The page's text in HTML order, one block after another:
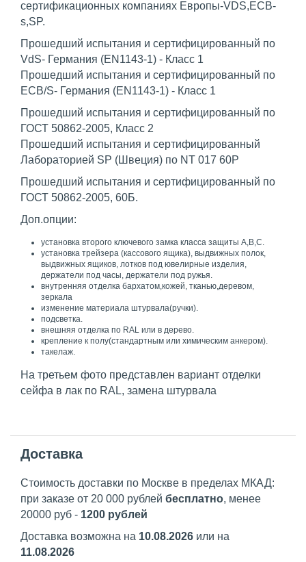
сертификационных компаниях Европы-VDS,ECB-
s,SP.
Прошедший испытания и сертифицированный по
VdS- Германия (EN1143-1) - Класс 1
Прошедший испытания и сертифицированный по
ECB/S- Германия (EN1143-1) - Класс 1
Прошедший испытания и сертифицированный по
ГОСТ 50862-2005, Класс 2
Прошедший испытания и сертифицированный
Лабораторией SP (Швеция) по NT 017 60P
Прошедший испытания и сертифицированный по
ГОСТ 50862-2005, 60Б.
Доп.опции:
установка второго ключевого замка класса защиты А,В,С.
установка трейзера (кассового ящика), выдвижных полок,
выдвижных ящиков, лотков под ювелирные изделия,
держатели под часы, держатели под ружья.
внутренняя отделка бархатом,кожей, тканью,деревом,
зеркала
изменение материала штурвала(ручки).
подсветка.
внешняя отделка по RAL или в дерево.
крепление к полу(стандартным или химическим анкером).
такелаж.
На третьем фото представлен вариант отделки
сейфа в лак по RAL, замена штурвала
Доставка
Стоимость доставки по Москве в пределах МКАД:
при заказе от 20 000 рублей бесплатно, менее
20000 руб - 1200 рублей
Доставка возможна на 10.08.2026 или на
11.08.2026